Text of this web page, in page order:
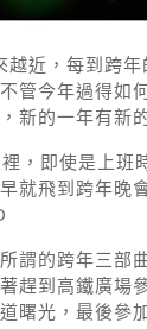
近，每到跨年
管今年過得如
新的一年有新
，即使是上班
就飛到跨年晚
謂的跨年三部
趕到高鐵廣場
曙光，最後參